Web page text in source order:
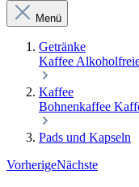
Menü
Getränke
Kaffee
Kaffee
Bohnenkaffee
Pads und Kapseln
VorherigeNächste